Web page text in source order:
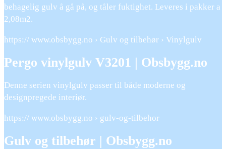
behagelig gulv å gå på, og tåler fuktighet. Leveres i pakker a
2,08m2.
https:// www.obsbygg.no › Gulv og tilbehør › Vinylgulv
Pergo vinylgulv V3201 | Obsbygg.no
Denne serien vinylgulv passer til både moderne og
designpregede interiør.
https:// www.obsbygg.no › gulv-og-tilbehor
Gulv og tilbehør | Obsbygg.no